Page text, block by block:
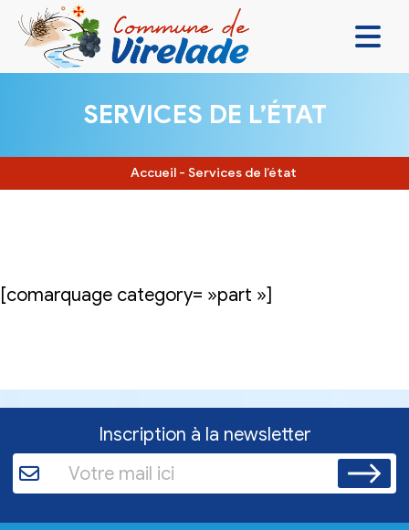
VIVRE ENSEMBLE
SE DIVERTIR
SERVICES DE L’ÉTAT
Accueil - Services de l’état
[comarquage category= »part »]
Inscription à la newsletter